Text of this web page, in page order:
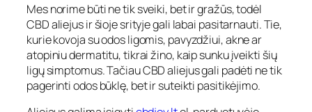
Mes norime būti ne tik sveiki, bet ir gražūs, todėl
CBD aliejus ir šioje srityje gali labai pasitarnauti. Tie,
kurie kovoja su odos ligomis, pavyzdžiui, akne ar
atopiniu dermatitu, tikrai žino, kaip sunku įveikti šių
ligų simptomus. Tačiau CBD aliejus gali padėti ne tik
pagerinti odos būklę, bet ir suteikti pasitikėjimo.